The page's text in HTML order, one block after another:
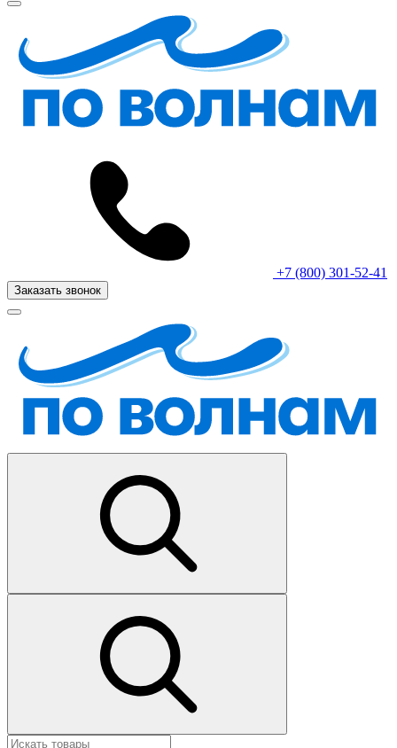
+7 (800) 301-52-41
Заказать звонок